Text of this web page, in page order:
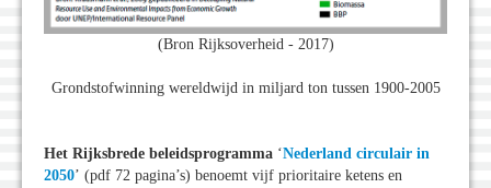
(Bron Rijksoverheid - 2017)
Grondstofwinning wereldwijd in miljard ton tussen 1900-2005
Het Rijksbrede beleidsprogramma ‘Nederland circulair in
2050’ (pdf 72 pagina’s) benoemt vijf prioritaire ketens en